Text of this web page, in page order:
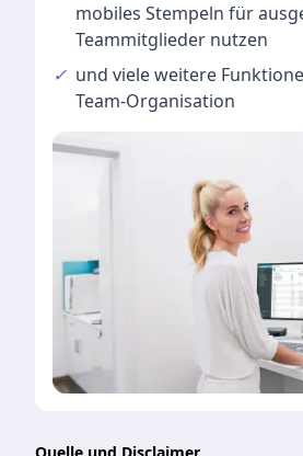
mobiles Stempeln für
Teammitglieder nutzen
✓ und vieleweitere
Team-Organisation